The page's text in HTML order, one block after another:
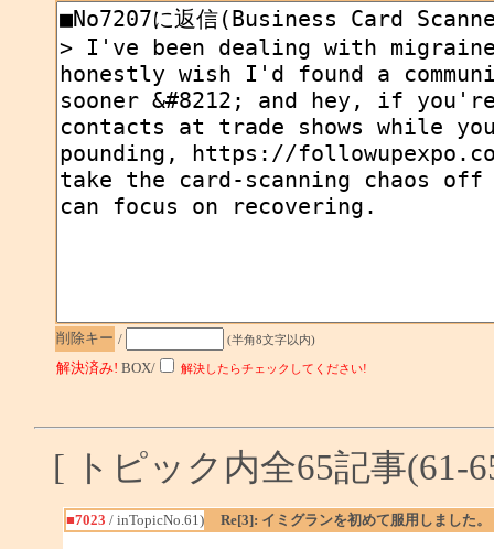
削除キー / (半角8文字以内)
解決済み! BOX/ 解決したらチェックしてください!
[ トピック内全65記事
■7023 / inTopicNo.61) Re[3]: イミグランを初めて服用しました。